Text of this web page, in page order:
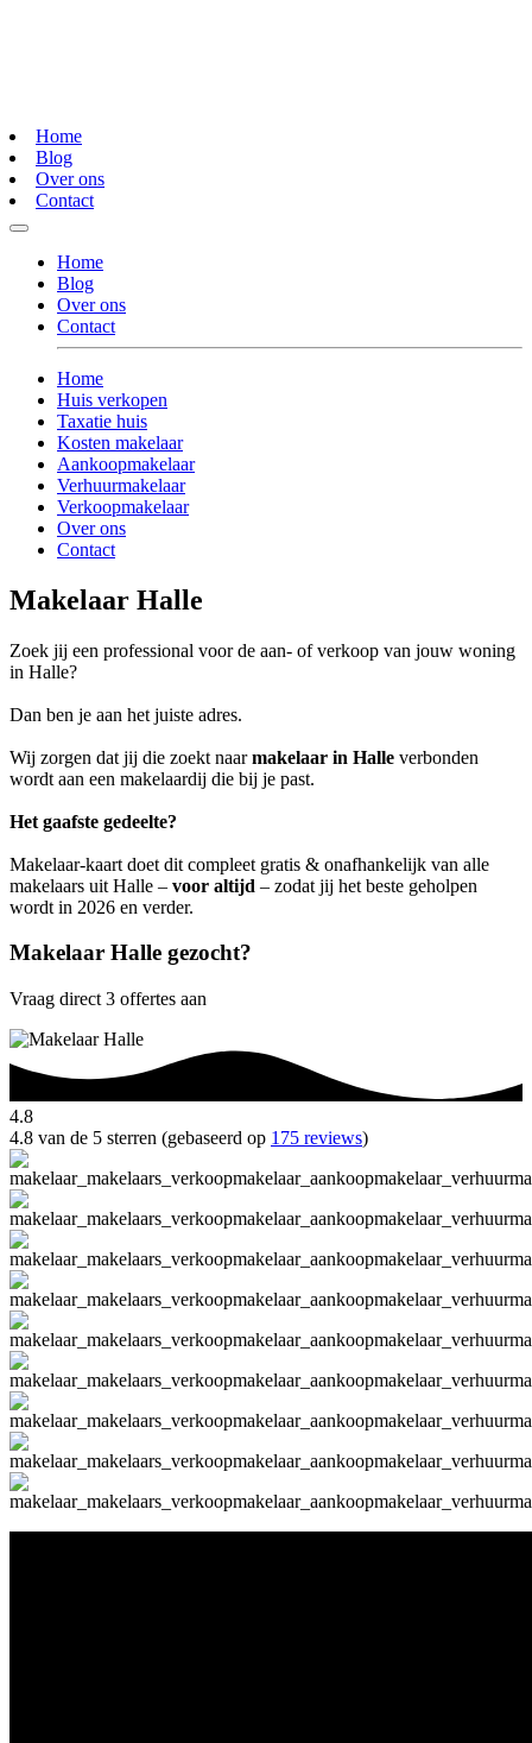
Home
Blog
Over ons
Contact
Home
Blog
Over ons
Contact
Home
Huis verkopen
Taxatie huis
Kosten makelaar
Aankoopmakelaar
Verhuurmakelaar
Verkoopmakelaar
Over ons
Contact
Makelaar Halle
Zoek jij een professional voor de aan- of verkoop van jouw woning
in Halle?
Dan ben je aan het juiste adres.
Wij zorgen dat jij die zoekt naarmakelaar in Halle verbonden
wordt aan een makelaardij die bij je past.
Het gaafste gedeelte?
Makelaar-kaart doet dit compleet gratis & onafhankelijk van alle
makelaars uit Halle – voor altijd – zodat jij het beste geholpen
wordt in 2026 en verder.
Makelaar Halle gezocht?
Vraag direct 3 offertes aan
4.8
4.8 van de 5 sterren (gebaseerd op 175 reviews)